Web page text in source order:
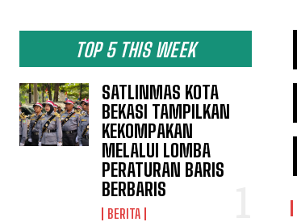
TOP 5 THIS WEEK
SATLINMAS KOTA
BEKASI TAMPILKAN
KEKOMPAKAN
MELALUI LOMBA
PERATURAN BARIS
BERBARIS
BERITA